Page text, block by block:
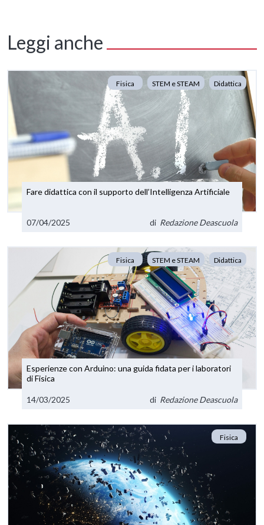
Leggi anche
Fisica STEM e STEAM Didattica
Fare didattica con il supporto dell’Intelligenza Artificiale
07/04/2025 di Redazione Deascuola
Fisica STEM e STEAM Didattica
Esperienze con Arduino: una guida fidata per i laboratori
di Fisica
14/03/2025 di Redazione Deascuola
Fisica